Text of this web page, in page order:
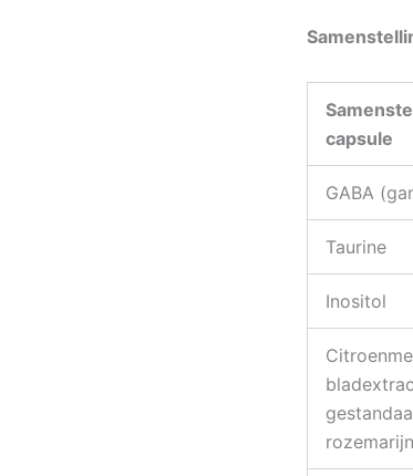
capsule
GABA
Taurine
Inositol